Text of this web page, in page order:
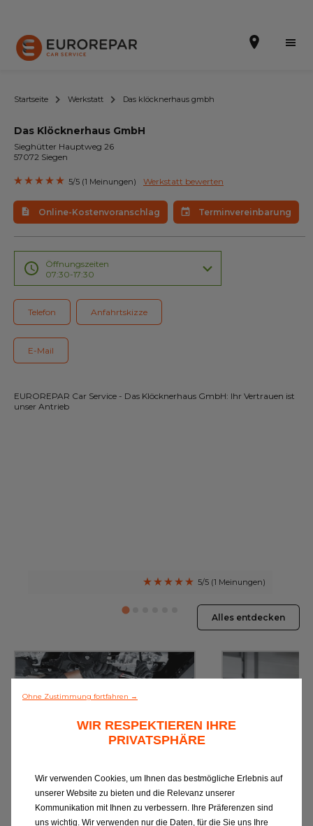
Terminvereinbarung
Online-Kostenvoranschlag
Die Marke
Leistungen
Angebote
Unser Sortiment EUROREPAR
Kundenservice
Alle Werkstätten
Startseite Werkstatt Das klöcknerhaus gmbh
Das Klöcknerhaus GmbH
Sieghütter Hauptweg 26
57072 Siegen
5/5 (1 Meinungen) Werkstatt bewerten
Online-Kostenvoranschlag Terminvereinbarung
Öffnungszeiten
07:30-17:30
Telefon Anfahrtskizze
E-Mail
EUROREPAR Car Service - Das Klöcknerhaus GmbH: Ihr Vertrauen ist
unser Antrieb
5/5 (1 Meinungen)
Alles entdecken
Schmierstoffe, Garanten für eine
Ohne Zustimmung fortfahren →
WIR RESPEKTIEREN IHRE
PRIVATSPHÄRE
Wir verwenden Cookies, um Ihnen das bestmögliche Erlebnis auf
unserer Website zu bieten und die Relevanz unserer
Kommunikation mit Ihnen zu verbessern. Ihre Präferenzen sind
uns wichtig. Wir verwenden nur die Daten, für die Sie uns Ihre